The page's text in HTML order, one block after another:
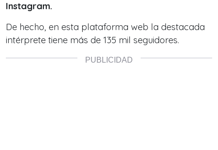
Instagram.
De hecho, en esta plataforma web la destacada
intérprete tiene más de 135 mil seguidores.